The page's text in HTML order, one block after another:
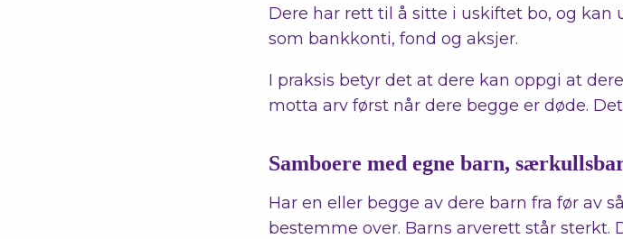
Dere har rett til å sitte i uskiftet bo, og
som bankkonti, fond og aksjer.
I praksis betyr det at dere kan oppgi at
motta arv først når dere begge er døde.
Samboere med egne barn,
Har en eller begge av dere barn fra før av
bestemme over. Barns arverett står